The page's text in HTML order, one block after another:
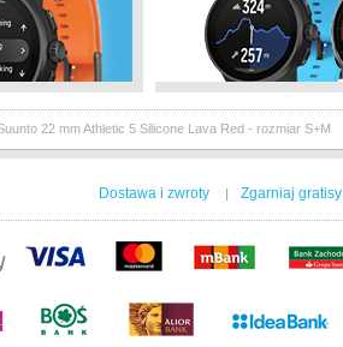
22 mm Athletic 5 Silicone Lava Red - rozmiar S+M
Dostawa i zwroty | Zgarniaj gratisy